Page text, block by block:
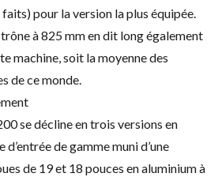
pour la version la plus équipée.
à 825 mm en dit long également
machine, soit la moyenne des
de ce monde.
se décline en trois versions en
de gamme muni d’une
de 19 et 18 pouces en aluminium à